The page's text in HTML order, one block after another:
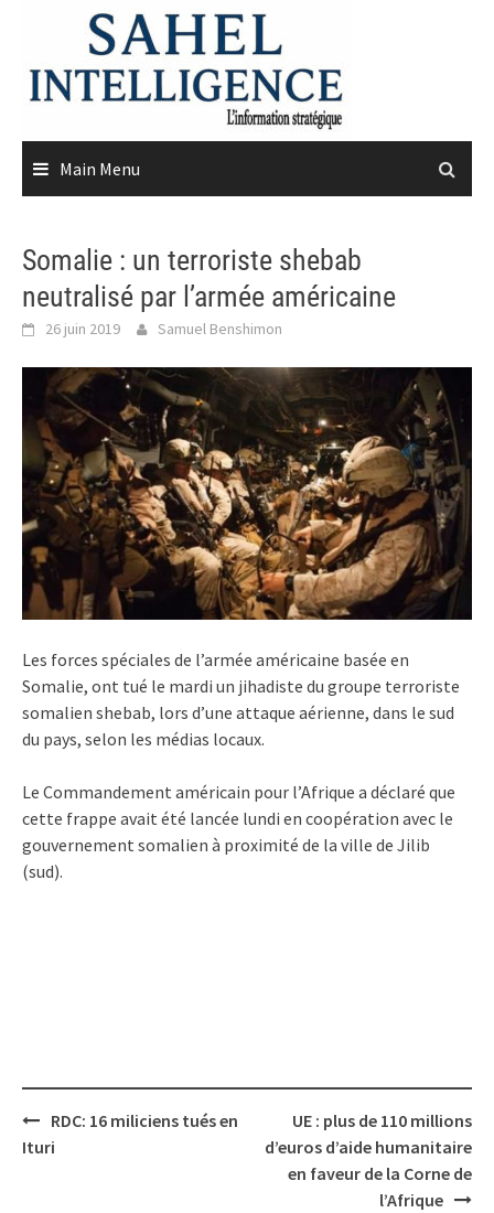
content
Main Menu
Somalie : un terroriste shebab
neutralisé par l’armée américaine
26 juin 2019 Samuel Benshimon
Les forces spéciales de l’armée américaine basée en
Somalie, ont tué le mardi un jihadiste du groupe terroriste
somalien shebab, lors d’une attaque aérienne, dans le sud
du pays, selon les médias locaux.
Le Commandement américain pour l’Afrique a déclaré que
cette frappe avait été lancée lundi en coopération avec le
gouvernement somalien à proximité de la ville de Jilib
(sud).
Post
navigation
RDC: 16 miliciens tués en
Ituri
UE : plus de 110 millions
d’euros d’aide humanitaire
en faveur de la Corne de
l’Afrique